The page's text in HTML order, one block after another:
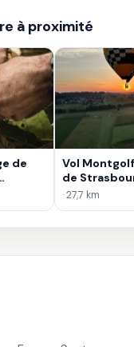
à proximité
de
Vol
de
des Vosges
· 27,7 km